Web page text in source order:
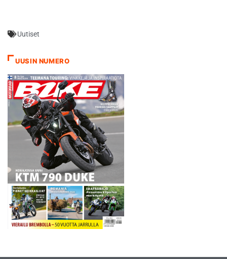
legenda Jarno ”Paroni”
mahtavalta, sillä suoraan
sanottuna en oikein
odottanut sitä itsekään.
Indianapolisin rata on
aiemmin ollut heikko minulle,
enkä…
Uutiset
UUSIN NUMERO